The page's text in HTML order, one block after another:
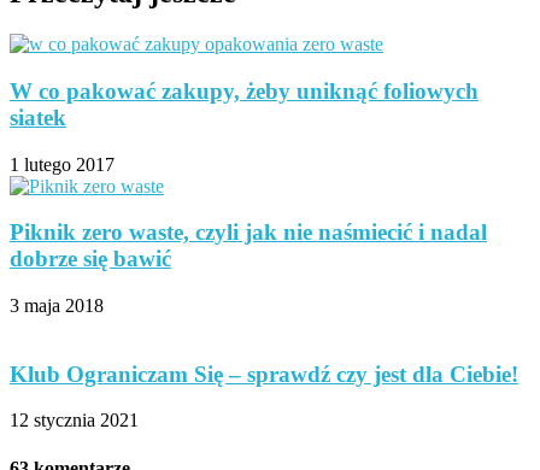
W co pakować zakupy, żeby uniknąć foliowych
siatek
1 lutego 2017
Piknik zero waste, czyli jak nie naśmiecić i nadal
dobrze się bawić
3 maja 2018
Klub Ograniczam Się – sprawdź czy jest dla Ciebie!
12 stycznia 2021